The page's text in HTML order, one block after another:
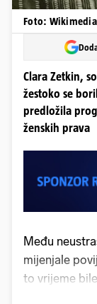
Foto: Wikimedia
Clara Zetkin,
žestoko se
predložila
ženskih prava
Među
mijenjale
to vrijeme